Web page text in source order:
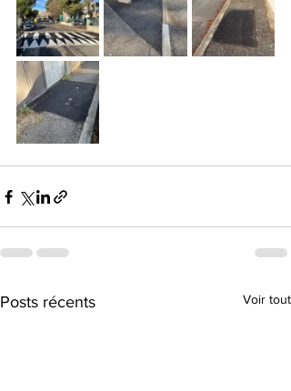
Posts récents Voir tout